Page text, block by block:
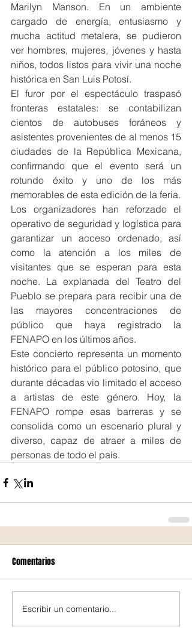
Marilyn Manson. En un ambiente
cargado de energía, entusiasmo y
mucha actitud metalera, se pudieron
ver hombres, mujeres, jóvenes y hasta
niños, todos listos para vivir una noche
histórica en San Luis Potosí.
El furor por el espectáculo traspasó
fronteras estatales: se contabilizan
cientos de autobuses foráneos y
asistentes provenientes de al menos 15
ciudades de la República Mexicana,
confirmando que el evento será un
rotundo éxito y uno de los más
memorables de esta edición de la feria.
Los organizadores han reforzado el
operativo de seguridad y logística para
garantizar un acceso ordenado, así
como la atención a los miles de
visitantes que se esperan para esta
noche. La explanada del Teatro del
Pueblo se prepara para recibir una de
las mayores concentraciones de
público que haya registrado la
FENAPO en los últimos años.
Este concierto representa un momento
histórico para el público potosino, que
durante décadas vio limitado el acceso
a artistas de este género. Hoy, la
FENAPO rompe esas barreras y se
consolida como un escenario plural y
diverso, capaz de atraer a miles de
personas de todo el país.
Comentarios
Escribir un comentario...